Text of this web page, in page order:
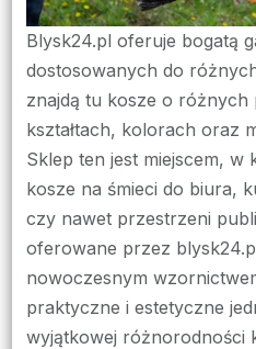
Blysk24.pl oferuje bogatą
dostosowanych do
znajdą tu kosze o różnych
kształtach, kolorach oraz
Sklep ten jest miejscem,
kosze na śmieci do biura,
czy nawet przestrzeni
oferowane przez
nowoczesnym
praktyczne i estetyczne
wyjątkowej różnorodności